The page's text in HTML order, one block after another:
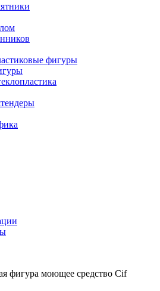
фигуры
фигура моющее средство Cif